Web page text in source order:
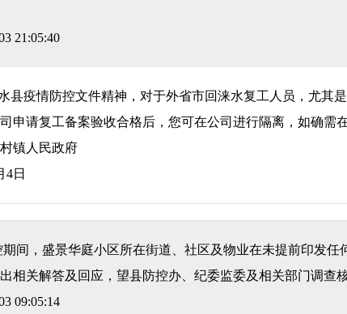
21:05:40
县疫情防控文件精神，对于外省市回涞水复工人员，尤其
申请复工备案验收合格后，您可在公司进行隔离，如确需
镇人民政府
4日
间，盛景华庭小区所在街道、社区及物业在未提前印发任
相关解答及回应，望县防控办、纪委监委及相关部门调查
09:05:14